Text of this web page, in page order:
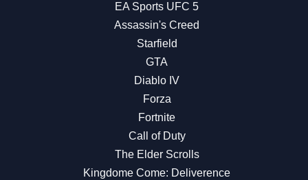
EA Sports UFC 5
Assassin's Creed
Starfield
GTA
Diablo IV
Forza
Fortnite
Call of Duty
The Elder Scrolls
Kingdome Come: Deliverence